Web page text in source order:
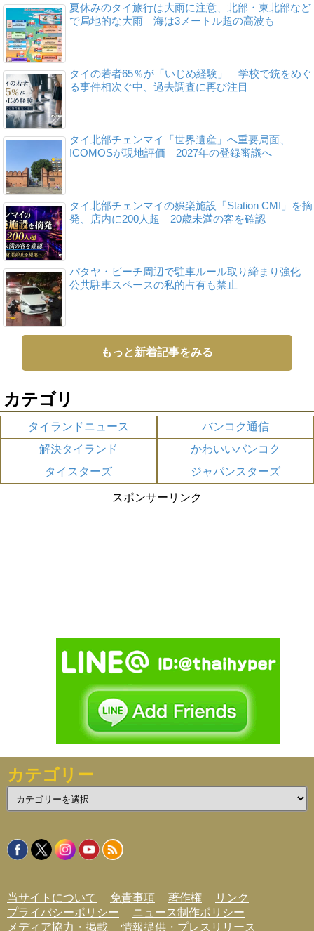
夏休みのタイ旅行は大雨に注意、北部・東北部など
で局地的な大雨 海は3メートル超の高波も
タイの若者65％が「いじめ経験」 学校で銃をめぐ
る事件相次ぐ中、過去調査に再び注目
タイ北部チェンマイ「世界遺産」へ重要局面、
ICOMOSが現地評価 2027年の登録審議へ
タイ北部チェンマイの娯楽施設「Station CMI」を摘
発、店内に200人超 20歳未満の客を確認
パタヤ・ビーチ周辺で駐車ルール取り締まり強化
公共駐車スペースの私的占有も禁止
もっと新着記事をみる
カテゴリ
タイランドニュース
バンコク通信
解決タイランド
かわいいバンコク
タイスターズ
ジャパンスターズ
スポンサーリンク
カテゴリー
テ
リ
ー
当サイトについて 免責事項 著作権
リンク
プライバシーポリシー
ニュース制作ポリシー
メディア協力・掲載
情報提供・プレスリリース